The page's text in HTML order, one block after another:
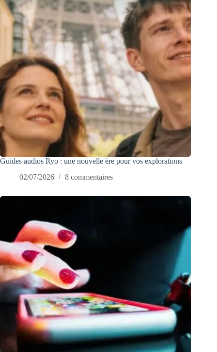
Guides audios Ryo : une nouvelle ère pour vos explorations
02/07/2026
8 commentaires